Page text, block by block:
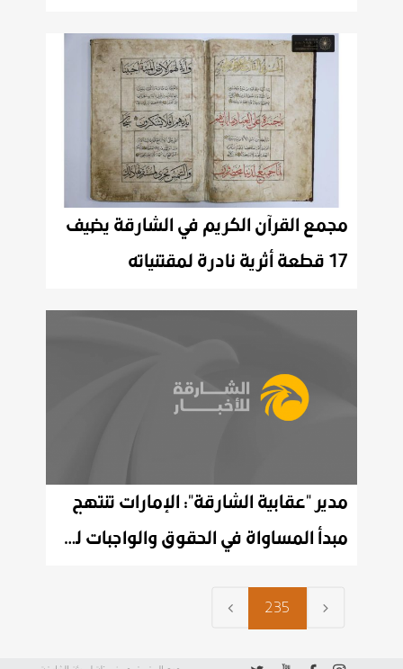
مجمع القرآن الكريم في الشارقة يضيف
17 قطعة أثرية نادرة لمقتنياته
مدير "عقابية الشارقة": الإمارات تنتهج
مبدأ المساواة في الحقوق والواجبات لجميع نزلاء مؤسساتها العقابية والإصلاحية
235